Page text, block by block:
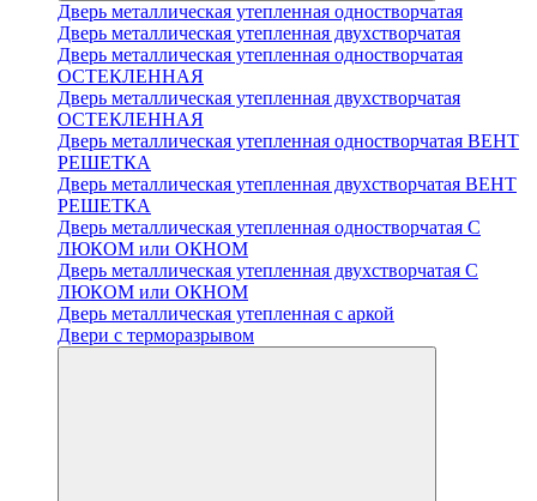
Дверь металлическая утепленная одностворчатая
Дверь металлическая утепленная двухстворчатая
Дверь металлическая утепленная одностворчатая
ОСТЕКЛЕННАЯ
Дверь металлическая утепленная двухстворчатая
ОСТЕКЛЕННАЯ
Дверь металлическая утепленная одностворчатая ВЕНТ
РЕШЕТКА
Дверь металлическая утепленная двухстворчатая ВЕНТ
РЕШЕТКА
Дверь металлическая утепленная одностворчатая С
ЛЮКОМ или ОКНОМ
Дверь металлическая утепленная двухстворчатая С
ЛЮКОМ или ОКНОМ
Дверь металлическая утепленная с аркой
Двери с терморазрывом